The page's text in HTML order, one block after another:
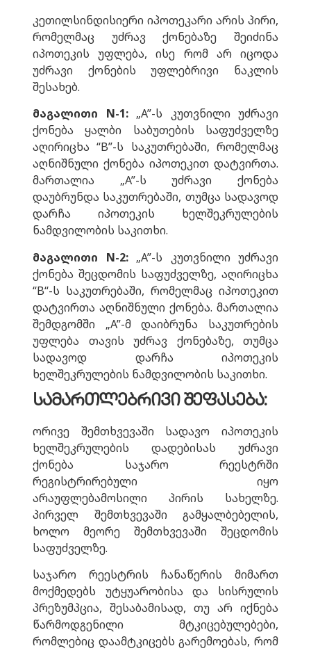
კეთილსინდისიერი იპოთეკარი არის პირი,
რომელმაც უძრავ ქონებაზე შეიძინა
იპოთეკის უფლება, ისე რომ არ იცოდა
უძრავი ქონების უფლებრივი ნაკლის
შესახებ.
მაგალითი N-1:„A”-ს კუთვნილი უძრავი
ქონება ყალბი საბუთების საფუძველზე
აღირიცხა “B”-ს საკუთრებაში, რომელმაც
აღნიშნული ქონება იპოთეკით დატვირთა.
მართალია „A”-ს უძრავი ქონება
დაუბრუნდა საკუთრებაში, თუმცა სადავოდ
დარჩა იპოთეკის ხელშეკრულების
ნამდვილობის საკითხი.
მაგალითი N-2:„A”-ს კუთვნილი უძრავი
ქონება შეცდომის საფუძველზე, აღირიცხა
“B“-ს საკუთრებაში, რომელმაც იპოთეკით
დატვირთა აღნიშნული ქონება. მართალია
შემდგომში „A”-მ დაიბრუნა საკუთრების
უფლება თავის უძრავ ქონებაზე, თუმცა
სადავოდ დარჩა იპოთეკის
ხელშეკრულების ნამდვილობის საკითხი.
სამართლებრივი შეფასება:
ორივე შემთხვევაში სადავო იპოთეკის
ხელშეკრულების დადებისას უძრავი
ქონება საჯარო რეესტრში
რეგისტრირებული იყო
არაუფლებამოსილი პირის სახელზე.
პირველ შემთხვევაში გამყალბებელის,
ხოლო მეორე შემთხვევაში შეცდომის
საფუძველზე.
საჯარო რეესტრის ჩანაწერის მიმართ
მოქმედებს უტყუარობისა და სისრულის
პრეზუმპცია, შესაბამისად, თუ არ იქნება
წარმოდგენილი მტკიცებულებები,
რომლებიც დაამტკიცებს გარემოებას, რომ